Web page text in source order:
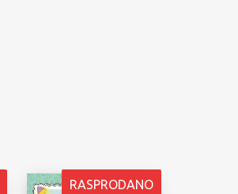
RASPRODANO